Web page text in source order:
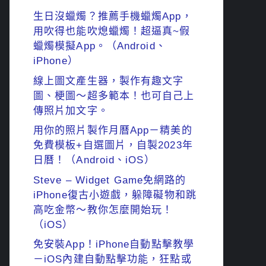
生日沒蠟燭？推薦手機蠟燭App，
用吹得也能吹熄蠟燭！超逼真~假
蠟燭模擬App。（Android、
iPhone）
線上圖文產生器，製作有趣文字
圖、梗圖～超多範本！也可自己上
傳照片加文字。
用你的照片製作月曆App－精美的
免費模板+自選圖片，自製2023年
日曆！（Android、iOS）
Steve – Widget Game免網路的
iPhone復古小遊戲，躲障礙物和跳
高吃金幣～教你怎麼開始玩！
（iOS）
免安裝App！iPhone自動點擊教學
－iOS內建自動點擊功能，狂點或